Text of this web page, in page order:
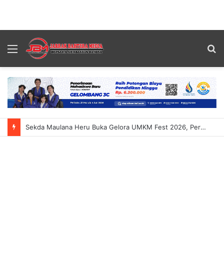
Menu
Sekda Maulana Heru Buka Gelora UMKM Fest 2026, Perkuat Daya Saing UMKM Dan Ekonomi Daerah